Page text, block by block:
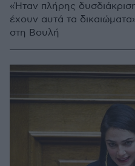
«Ήταν πλήρης
έχουν αυτά τα
στη Βουλή